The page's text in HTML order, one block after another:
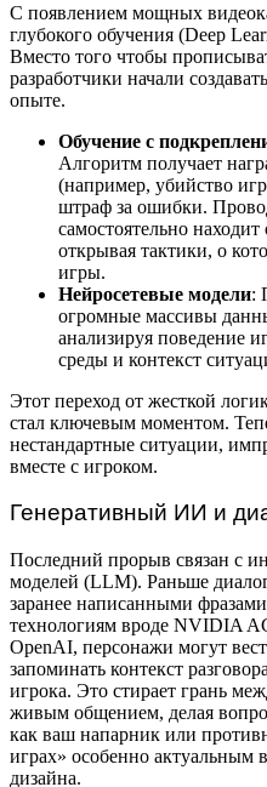
С появлением мощных
глубокого обучения (Deep
Вместо того чтобы
разработчики начали
опыте.
Обучение с
Алгоритм получает
(например, убийство
штраф за ошибки.
самостоятельно
открывая тактики, о
игры.
Нейросетевые модели:
огромные массивы
анализируя поведение
среды и контекст
Этот переход от жесткой
стал ключевым моментом.
нестандартные ситуации,
вместе с игроком.
Генеративный ИИ и
Последний прорыв связан с
моделей (LLM). Раньше
заранее написанными
технологиям вроде NVIDIA
OpenAI, персонажи могут
запоминать контекст
игрока. Это стирает грань
живым общением, делая
как ваш напарник или
играх» особенно актуальным
дизайна.